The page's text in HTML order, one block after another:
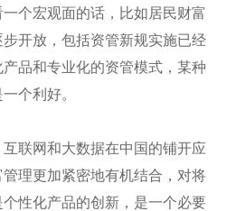
个宏观面的话，比如居民财富
开放，包括资管新规实施已经
品和专业化的资管模式，某种
个利好。
联网和大数据在中国的铺开应
理更加紧密地有机结合，对将
性化产品的创新，是一个必要